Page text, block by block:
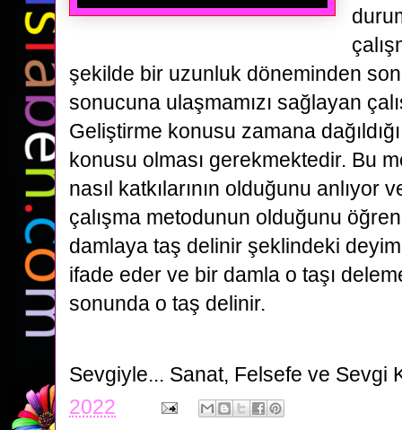
şekilde bir uzunluk döneminden
sonucuna ulaşmamızı sağlayan
Geliştirme konusu zamana
konusu olması gerekmektedir. Bu
nasıl katkılarının olduğunu anlıyor
çalışma metodunun olduğunu
damlaya taş delinir şeklindeki
ifade eder ve bir damla o taşı
sonunda o taş delinir.
Sevgiyle... Sanat, Felsefe ve Sevgi
2022